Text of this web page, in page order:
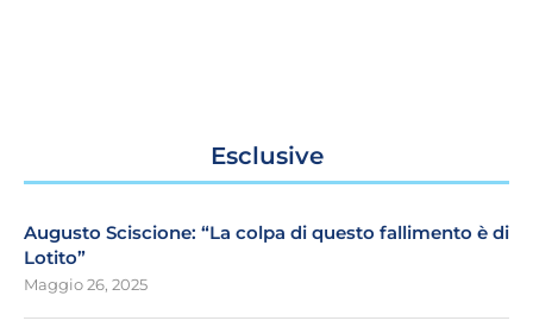
Esclusive
Augusto Sciscione: “La colpa di questo fallimento è di
Lotito”
Maggio 26, 2025